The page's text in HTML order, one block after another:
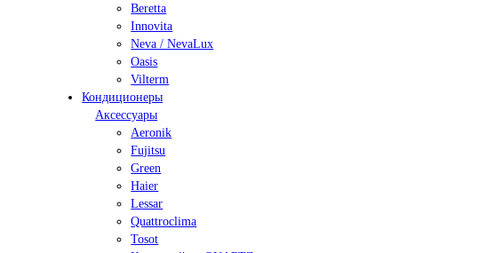
Beretta
Innovita
Neva / NevaLux
Oasis
Vilterm
Кондиционеры
Аксессуары
Aeronik
Fujitsu
Green
Haier
Lessar
Quattroclima
Tosot